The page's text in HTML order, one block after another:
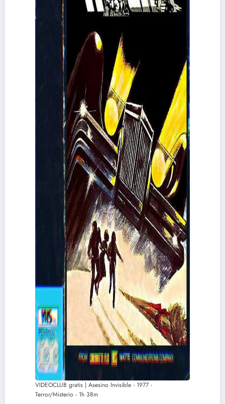
VIDEOCLUB gratis | Asesino Invisible ‧ 1977 ‧
Terror/Misterio ‧ 1h 38m